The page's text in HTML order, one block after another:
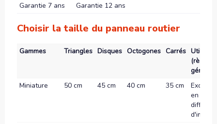
Garantie 7 ans Garantie 12 ans
Choisir la taille du panneau routier
Gammes Triangles Disques Octogones Carrés
(règle
Miniature
50 cm 45 cm 40 cm 35 cm
en ville